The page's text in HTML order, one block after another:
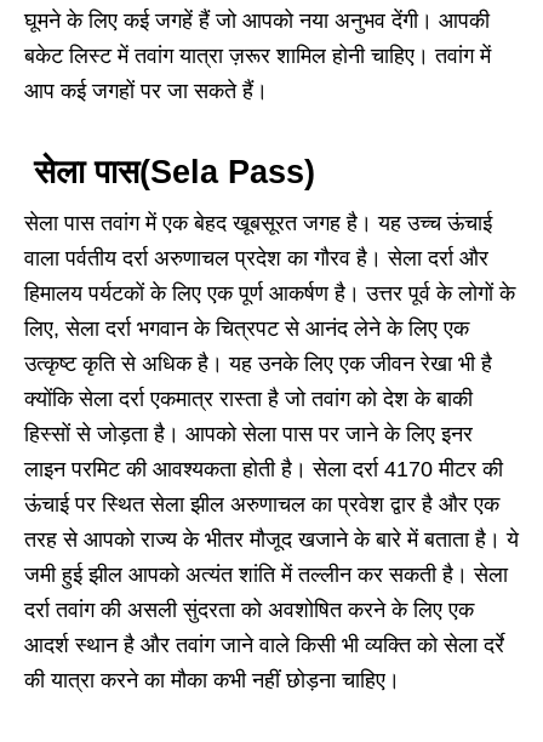
घूमने के लिए कई जगहें हैं जो आपको नया अनुभव देंगी। आपकी
बकेट लिस्ट में तवांग यात्रा ज़रूर शामिल होनी चाहिए। तवांग में
आप कई जगहों पर जा सकते हैं।
सेला पास(Sela Pass)
सेला पास तवांग में एक बेहद खूबसूरत जगह है। यह उच्च ऊंचाई
वाला पर्वतीय दर्रा अरुणाचल प्रदेश का गौरव है। सेला दर्रा और
हिमालय पर्यटकों के लिए एक पूर्ण आकर्षण है। उत्तर पूर्व के लोगों के
लिए, सेला दर्रा भगवान के चित्रपट से आनंद लेने के लिए एक
उत्कृष्ट कृति से अधिक है। यह उनके लिए एक जीवन रेखा भी है
क्योंकि सेला दर्रा एकमात्र रास्ता है जो तवांग को देश के बाकी
हिस्सों से जोड़ता है। आपको सेला पास पर जाने के लिए इनर
लाइन परमिट की आवश्यकता होती है। सेला दर्रा 4170 मीटर की
ऊंचाई पर स्थित सेला झील अरुणाचल का प्रवेश द्वार है और एक
तरह से आपको राज्य के भीतर मौजूद खजाने के बारे में बताता है। ये
जमी हुई झील आपको अत्यंत शांति में तल्लीन कर सकती है। सेला
दर्रा तवांग की असली सुंदरता को अवशोषित करने के लिए एक
आदर्श स्थान है और तवांग जाने वाले किसी भी व्यक्ति को सेला दर्रे
की यात्रा करने का मौका कभी नहीं छोड़ना चाहिए।